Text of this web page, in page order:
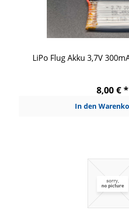
LiPo Flug Akku 3,7V
8,00 € *
In den